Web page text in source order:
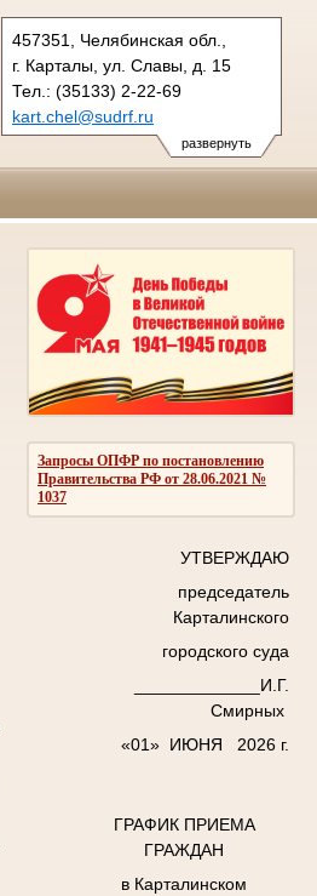
развернуть
457351, Челябинская обл.,
г. Карталы, ул. Славы, д. 15
Тел.: (35133) 2-22-69
kart.chel@sudrf.ru
Запросы ОПФР по постановлению
Правительства РФ от 28.06.2021 №
1037
УТВЕРЖДАЮ
председатель
Карталинского
городского суда
_____________И.Г.
Смирных
«01» ИЮНЯ 2026 г.
ГРАФИК ПРИЕМА
ГРАЖДАН
в Карталинском